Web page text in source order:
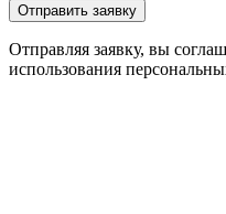
Отправить заявку
Отправляя заявку, вы
использования